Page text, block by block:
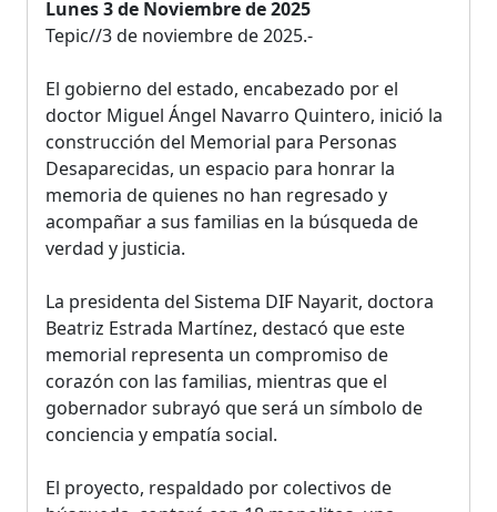
Lunes 3 de Noviembre de 2025
Tepic//3 de noviembre de 2025.-
El gobierno del estado, encabezado por el
doctor Miguel Ángel Navarro Quintero, inició la
construcción del Memorial para Personas
Desaparecidas, un espacio para honrar la
memoria de quienes no han regresado y
acompañar a sus familias en la búsqueda de
verdad y justicia.
La presidenta del Sistema DIF Nayarit, doctora
Beatriz Estrada Martínez, destacó que este
memorial representa un compromiso de
corazón con las familias, mientras que el
gobernador subrayó que será un símbolo de
conciencia y empatía social.
El proyecto, respaldado por colectivos de